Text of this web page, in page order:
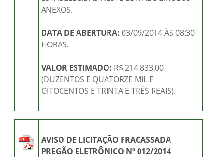
ANEXOS.
DATA DE ABERTURA: 03/09/2014 ÀS 08:30
HORAS.
VALOR ESTIMADO: R$ 214.833,00
(DUZENTOS E QUATORZE MIL E
OITOCENTOS E TRINTA E TRÊS REAIS).
AVISO DE LICITAÇÃO FRACASSADA
PREGÃO ELETRÔNICO Nº 012/2014